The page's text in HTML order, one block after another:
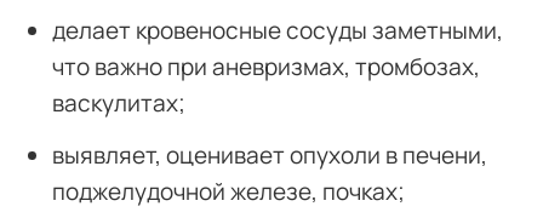
делает кровеносные сосуды заметными,
что важно при аневризмах, тромбозах,
васкулитах;
выявляет, оценивает опухоли в печени,
поджелудочной железе, почках;